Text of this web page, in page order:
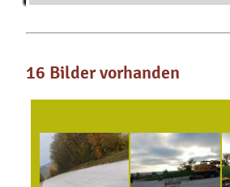
16 Bilder vorhanden